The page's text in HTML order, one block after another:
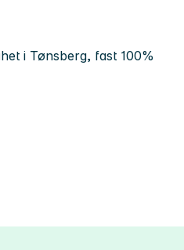
i Tønsberg, fast 100%